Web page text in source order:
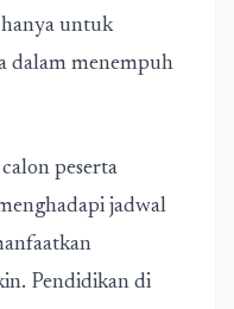
untuk
dalam menempuh
peserta
jadwal
Pendidikan di